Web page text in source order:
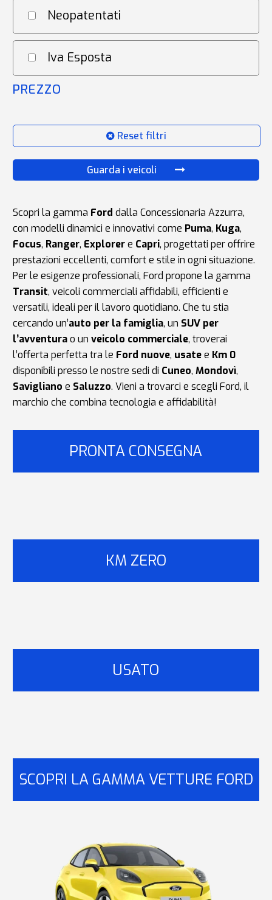
Neopatentati
Iva Esposta
PREZZO
Reset filtri
Guarda i veicoli
Scopri la gamma Ford dalla Concessionaria Azzurra,
con modelli dinamici e innovativi come Puma, Kuga,
Focus, Ranger, Explorere Capri, progettati per offrire
prestazioni eccellenti, comfort e stile in ogni situazione.
Per le esigenze professionali, Ford propone la gamma
Transit, veicoli commerciali affidabili, efficienti e
versatili, ideali per il lavoro quotidiano. Che tu stia
cercando un’auto per la famiglia, un SUV per
l’avventurao un veicolo commerciale, troverai
l’offerta perfetta tra le Ford nuove, usatee Km 0
disponibili presso le nostre sedi di Cuneo, Mondovì,
Savigliano e Saluzzo. Vieni a trovarci e scegli Ford, il
marchio che combina tecnologia e affidabilità!
PRONTA CONSEGNA
KM ZERO
USATO
SCOPRI LA GAMMA VETTURE FORD